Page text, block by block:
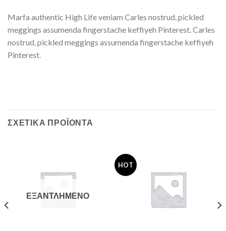
Marfa authentic High Life veniam Carles nostrud, pickled
meggings assumenda fingerstache keffiyeh Pinterest. Carles
nostrud, pickled meggings assumenda fingerstache keffiyeh
Pinterest.
ΣΧΕΤΙΚΆ ΠΡΟΪΌΝΤΑ
ΕΞΑΝΤΛΗΜΈΝΟ
HOT